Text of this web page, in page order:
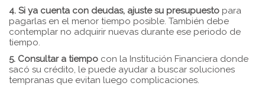
4. Si ya cuenta con deudas, ajuste su presupuesto para
pagarlas en el menor tiempo posible. También debe
contemplar no adquirir nuevas durante ese periodo de
tiempo.
5. Consultar a tiempo con la Institución Financiera donde
sacó su crédito, le puede ayudar a buscar soluciones
tempranas que evitan luego complicaciones.